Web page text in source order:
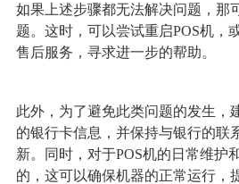
如果上述步骤都无法解决问题，那
题。这时，可以尝试重启POS机，
售后服务，寻求进一步的帮助。
此外，为了避免此类问题的发生，
的银行卡信息，并保持与银行的联
新。同时，对于POS机的日常维护
的，这可以确保机器的正常运行，